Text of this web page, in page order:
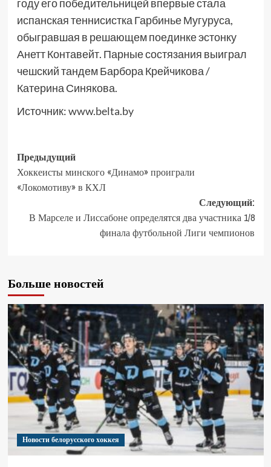
году его победительницей впервые стала
испанская теннисистка Гарбинье Мугуруса,
обыгравшая в решающем поединке эстонку
Анетт Контавейт. Парные состязания выиграл
чешский тандем Барбора Крейчикова /
Катерина Синякова.
Источник:www.belta.by
Предыдущий
Хоккеисты минского «Динамо» проиграли
«Локомотиву» в КХЛ
Следующий:
В Марселе и Лиссабоне определятся два участника 1/8
финала футбольной Лиги чемпионов
Больше новостей
Новости белорусского хоккея